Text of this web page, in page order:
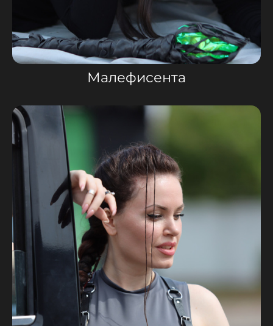
Малефисента